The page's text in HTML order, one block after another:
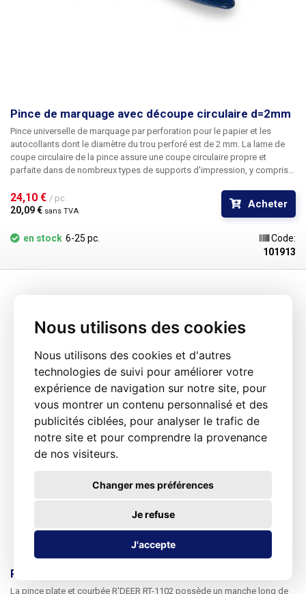
Nous utilisons des cookies
Nous utilisons des cookies et d'autres
technologies de suivi pour améliorer votre
expérience de navigation sur notre site, pour
vous montrer un contenu personnalisé et des
publicités ciblées, pour analyser le trafic de
notre site et pour comprendre la provenance
de nos visiteurs.
J'accepte
Je refuse
Changer mes préférences
Pince de marquage avec découpe circulaire d=2mm
Pince universelle de marquage par perforation pour le papier et les
autocollants dont le diamètre du trou perforé est de 2 mm. La lame de
coupe circulaire de la pince assure une coupe circulaire propre et
parfaite dans de nombreux types de supports d'impression, y compris
comprend une entretoise vissée qui peut être utilisée pour ajuster la
butée au bord du papier si le trou perforé doit être exactement à la
24,10 € / pc.
20,09 € sans TVA
Acheter
en stock 6-25 pc.
Code:
101913
Pince à becs plats courbés à long manche 275mm
La pince plate et courbée R'DEER RT-1102 possède un manche long de